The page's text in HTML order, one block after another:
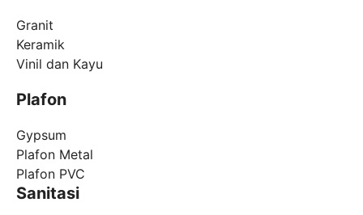
Granit
Keramik
Vinil dan Kayu
Plafon
Gypsum
Plafon Metal
Plafon PVC
Sanitasi